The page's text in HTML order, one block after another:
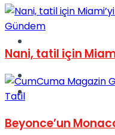
TV
Gündem
Nani, tatil için
Tatil
Beyonce’un